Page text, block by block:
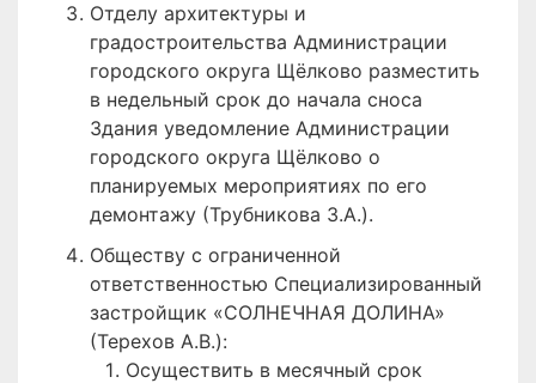
Отделу архитектуры и
градостроительства Администрации
городского округа Щёлково разместить
в недельный срок до начала сноса
Здания уведомление Администрации
городского округа Щёлково о
планируемых мероприятиях по его
демонтажу (Трубникова З.А.).
Обществу с ограниченной
ответственностью Специализированный
застройщик «СОЛНЕЧНАЯ ДОЛИНА»
(Терехов А.В.):
Осуществить в месячный срок